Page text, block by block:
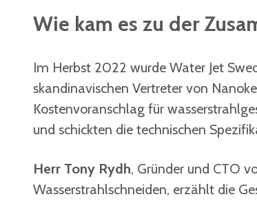
Wie kam es zu der
Im Herbst 2022 wurde Water Jet
skandinavischen Vertreter von
Kostenvoranschlag für
und schickten die technischen
Herr Tony Rydh, Gründer und CTO
Wasserstrahlschneiden, erzählt die